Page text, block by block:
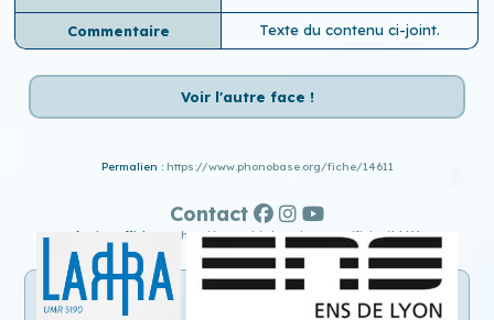
Commentaire Texte du contenu ci-joint.
Voir l'autre face !
Permalien : https://www.phonobase.org/fiche/14611
Ancien affichage : http://www.old.phonobase.org/fiche/14611
Contact